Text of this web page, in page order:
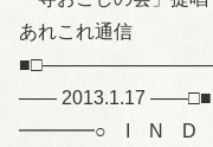
あれこれ通信
―― 2013.1.17 ――□■
━━━━○ I N D